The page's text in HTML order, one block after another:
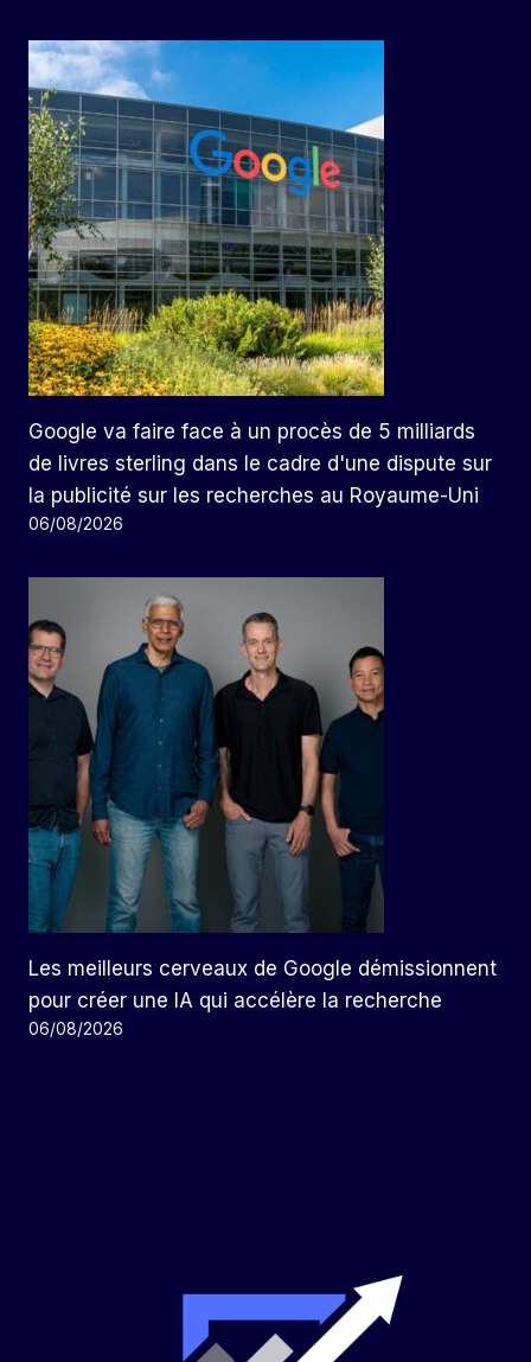
Google va faire face à un procès de 5 milliards
de livres sterling dans le cadre d'une dispute sur
la publicité sur les recherches au Royaume-Uni
06/08/2026
Les meilleurs cerveaux de Google démissionnent
pour créer une IA qui accélère la recherche
06/08/2026